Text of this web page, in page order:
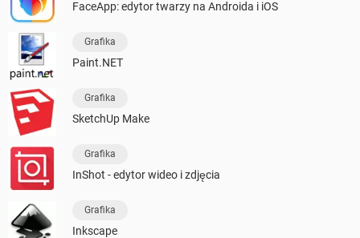
FaceApp: edytor twarzy na Androida i iOS
Grafika
Paint.NET
Grafika
SketchUp Make
Grafika
InShot - edytor wideo i zdjęcia
Grafika
Inkscape